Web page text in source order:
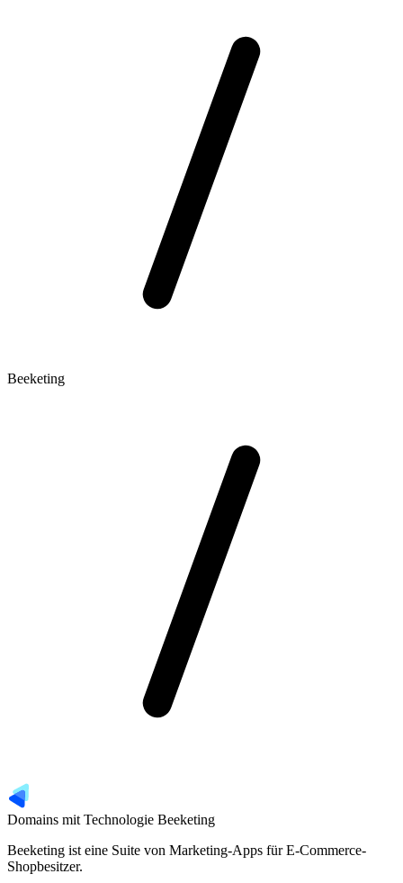
Beeketing
Domains mit Technologie Beeketing
Beeketing ist eine Suite von Marketing-Apps für E-Commerce-
Shopbesitzer.